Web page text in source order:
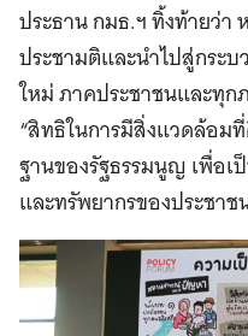
ประธาน กมธ.ฯ ทิ้งท้ายว่า
ประชามติและนำไปสู่กระ
ใหม่ ภาคประชาชนและทุ
“สิทธิในการมีสิ่งแวดล้อม
ฐานของรัฐธรรมนูญ เพื่อ
และทรัพยากรของประชาช